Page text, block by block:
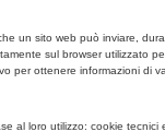
un sito web può inviare,
sul browser utilizzato
per ottenere informazioni di
al loro utilizzo: cookie tecnici